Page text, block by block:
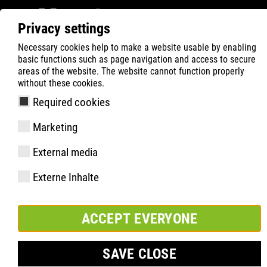
Privacy settings
Necessary cookies help to make a website usable by enabling
basic functions such as page navigation and access to secure
areas of the website. The website cannot function properly
without these cookies.
Required cookies
Marketing
External media
Externe Inhalte
ACCEPT EVERYONE
SAVE CLOSE
ATLAS Company Parrainage DHB